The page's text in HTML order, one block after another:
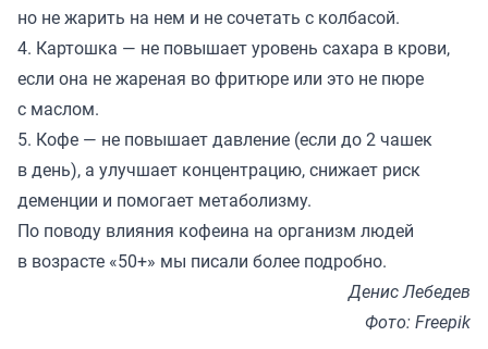
но не жарить на нем и не сочетать с колбасой.
4. Картошка — не повышает уровень сахара в крови,
если она не жареная во фритюре или это не пюре
с маслом.
5. Кофе — не повышает давление (если до 2 чашек
в день), а улучшает концентрацию, снижает риск
деменции и помогает метаболизму.
По поводу влияния кофеина на организм людей
в возрасте «50+» мы писали более подробно.
Денис Лебедев
Фото: Freepik